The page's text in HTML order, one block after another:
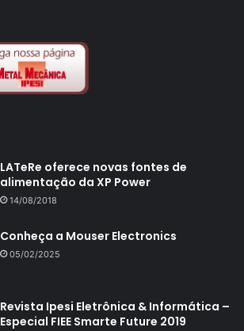
LATeRe oferece novas fontes de
alimentação da XP Power
14/08/2018
Conheça a Mouser Electronics
05/02/2025
Revista Ipesi Eletrônica & Informática –
Especial FIEE Smarte Future 2019